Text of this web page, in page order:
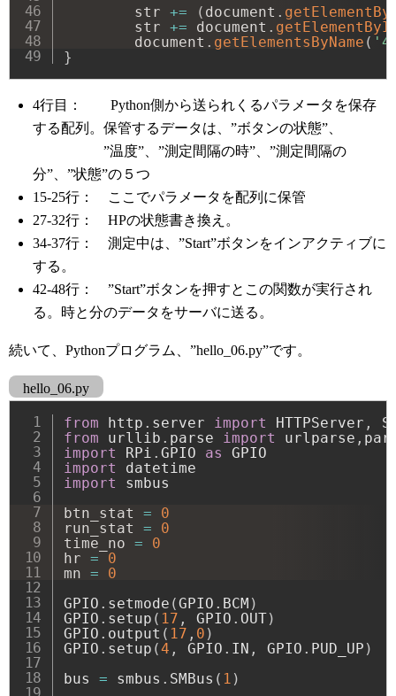
        str
+= ( document .
        str
+= document .
        document
. getElementsByName (
}
4行目： Python側から送られくるパラメータを保存
する配列。保管するデータは、”ボタンの状態”、
”温度”、”測定間隔の時”、”測定間隔の
分”、”状態”の５つ
15-25行： ここでパラメータを配列に保管
27-32行： HPの状態書き換え。
34-37行： 測定中は、”Start”ボタンをインアクティブに
する。
42-48行： ”Start”ボタンを押すとこの関数が実行され
る。時と分のデータをサーバに送る。
続いて、Pythonプログラム、”hello_06.py”です。
hello_06.py
from http . server import HTTPServer ,
from urllib . parse import urlparse ,
import RPi . GPIO as
import
import smbus
btn_stat =
0
run_stat =
0
time_no =
0
hr =
0
mn =
0
GPIO . setmode (GPIO . BCM )
GPIO . setup ( 17 , GPIO . OUT)
GPIO . output ( 17 , 0 )
GPIO . setup (4 , GPIO . IN , GPIO . PUD_UP )
bus = smbus . SMBus ( 1 )